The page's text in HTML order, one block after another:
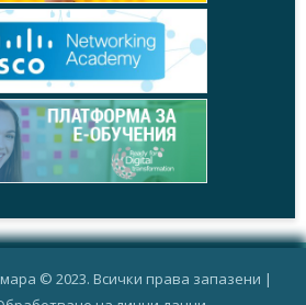
© 2023. Всички права запазени |